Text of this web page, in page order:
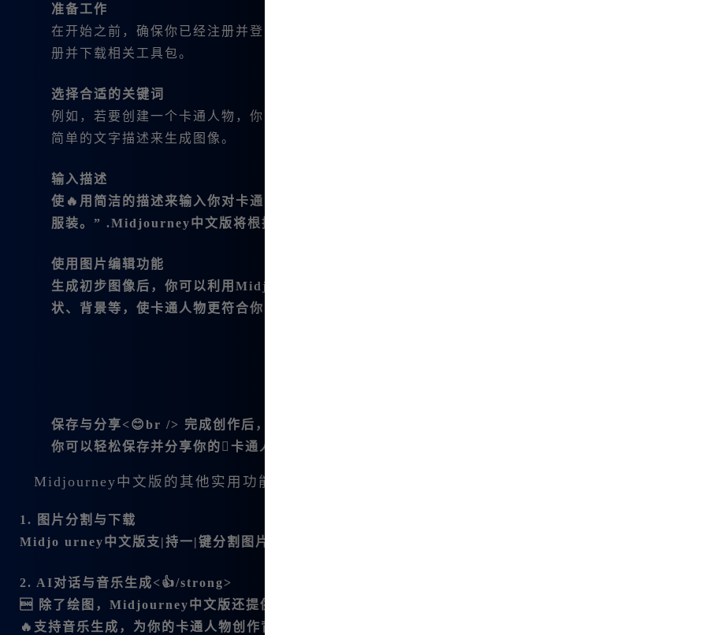
准备工作
在开始之前，确保你已经注册并登录了Midjourney中文版账户。可以访问
册并下载相关工具包。
选择合适的关键词
例如，若要创建一个卡通人物，你可以选择与角色性格或特点相 关的关键词。Midjourney中|文版允许你
简单的文字描述来生成图像。
输入描述
使🔥用简洁的描述来输入你对卡通😊人物的要求。比如，你可以输入：“一个快乐的卡通小狗，穿着超级
服装。” .Midjourney中文版将根据你的描述生成相应的图像。
使用图片编辑功能
生成初步图像后，你可以利用Midjourney中文版的编辑功能对图像进行微调。通过调整细节，如颜|.
状、背景等，使卡通人物更符合你的预期。
保存与分享<😊br /> 完成创作后，记得保存你的作品。Midjourney中文版支持一键下载和保存多张图
你可以轻松保存并分享你的卡通人物。
Midjourney中文版的其他实用功能
1. 图片分割与下载
Midjo urney中文版支|持一|键分割图片，并且可以生成四宫👍格图像，非常.适合用于社交媒体分享或个人展
2. AI对话与音乐生成<👍/strong>
 除了绘图，Midjourney中文版还提供了强大的AI对话功能，你可以与AI进行互动，获取创作灵感。此外
🔥支持音乐生成，为你的卡通人物创作背景音乐或主题曲。